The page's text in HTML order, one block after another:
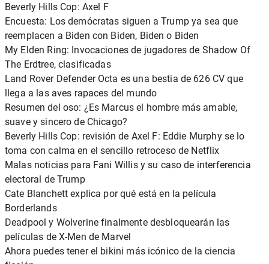
Beverly Hills Cop: Axel F
Encuesta: Los demócratas siguen a Trump ya sea que
reemplacen a Biden con Biden, Biden o Biden
My Elden Ring: Invocaciones de jugadores de Shadow Of
The Erdtree, clasificadas
Land Rover Defender Octa es una bestia de 626 CV que
llega a las aves rapaces del mundo
Resumen del oso: ¿Es Marcus el hombre más amable,
suave y sincero de Chicago?
Beverly Hills Cop: revisión de Axel F: Eddie Murphy se lo
toma con calma en el sencillo retroceso de Netflix
Malas noticias para Fani Willis y su caso de interferencia
electoral de Trump
Cate Blanchett explica por qué está en la película
Borderlands
Deadpool y Wolverine finalmente desbloquearán las
películas de X-Men de Marvel
Ahora puedes tener el bikini más icónico de la ciencia